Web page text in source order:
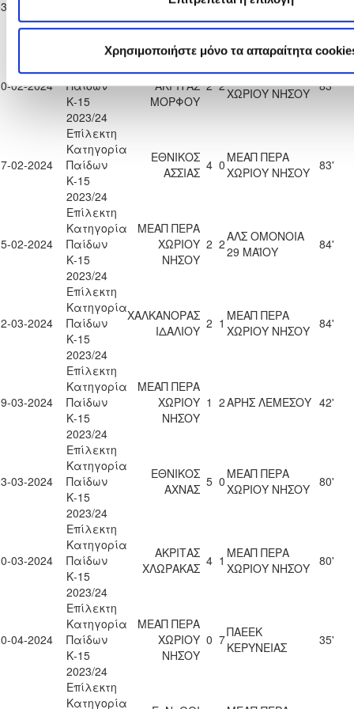
Χρησιμοποιήστε μόνο τα απαραίτητα
02-2024
Κ-15
ΧΩΡΙΟΥ
ΝΗΣΟΥ
2 0
02-2024
Επίλεκτη
Κατηγορία
Παίδων
Κ-15
2023/24
ΔΙΓΕΝΗΣ
ΑΚΡΙΤΑΣ
ΜΟΡΦΟΥ
2 2ΜΕΑΠ ΠΕΡΑ
ΧΩΡΙΟΥ ΝΗΣΟΥ 83'
02-2024
Επίλεκτη
Κατηγορία
Παίδων
Κ-15
2023/24
ΕΘΝΙΚΟΣ
ΑΣΣΙΑΣ 4 0 ΜΕΑΠ ΠΕΡΑ
ΧΩΡΙΟΥ ΝΗΣΟΥ 83'
02-2024
Επίλεκτη
Κατηγορία
Παίδων
Κ-15
2023/24
ΜΕΑΠ ΠΕΡΑ
ΧΩΡΙΟΥ
ΝΗΣΟΥ
2 2ΑΛΣ ΟΜΟΝΟΙΑ
29 ΜΑΪΟΥ
84'
03-2024
Επίλεκτη
Κατηγορία
Παίδων
Κ-15
2023/24
ΧΑΛΚΑΝΟΡΑΣ
ΙΔΑΛΙΟΥ 2 1 ΜΕΑΠ ΠΕΡΑ
ΧΩΡΙΟΥ ΝΗΣΟΥ 84'
03-2024
Επίλεκτη
Κατηγορία
Παίδων
Κ-15
2023/24
ΜΕΑΠ ΠΕΡΑ
ΧΩΡΙΟΥ
ΝΗΣΟΥ
1 2ΑΡΗΣ ΛΕΜΕΣΟΥ 42'
03-2024
Επίλεκτη
Κατηγορία
Παίδων
Κ-15
2023/24
ΕΘΝΙΚΟΣ
ΑΧΝΑΣ 5 0 ΜΕΑΠ ΠΕΡΑ
ΧΩΡΙΟΥ ΝΗΣΟΥ 80'
03-2024
Επίλεκτη
Κατηγορία
Παίδων
Κ-15
2023/24
ΑΚΡΙΤΑΣ
ΧΛΩΡΑΚΑΣ 4 1 ΜΕΑΠ ΠΕΡΑ
ΧΩΡΙΟΥ ΝΗΣΟΥ 80'
04-2024
Επίλεκτη
Κατηγορία
Παίδων
Κ-15
2023/24
ΜΕΑΠ ΠΕΡΑ
ΧΩΡΙΟΥ
ΝΗΣΟΥ
0 7ΠΑΕΕΚ
ΚΕΡΥΝΕΙΑΣ
35'
Επίλεκτη
Κατηγορία